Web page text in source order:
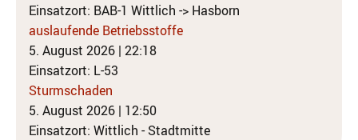
Einsatzort: BAB-1 Wittlich -> Hasborn
auslaufende Betriebsstoffe
5. August 2026 | 22:18
Einsatzort: L-53
Sturmschaden
5. August 2026 | 12:50
Einsatzort: Wittlich - Stadtmitte